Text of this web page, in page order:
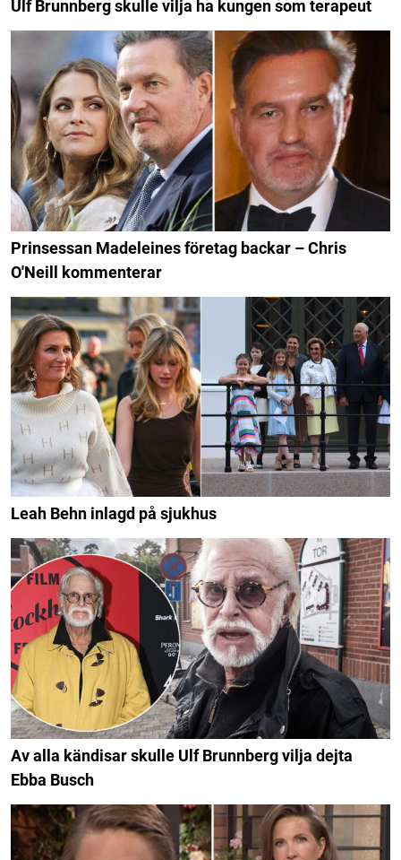
Ulf Brunnberg skulle vilja ha kungen som terapeut
Prinsessan Madeleines företag backar – Chris
O'Neill kommenterar
Leah Behn inlagd på sjukhus
Av alla kändisar skulle Ulf Brunnberg vilja dejta
Ebba Busch